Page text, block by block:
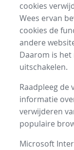
cookies
Wees ervan
cookies de
andere
Daarom is het
uitschakelen.
Raadpleeg de
informatie
verwijderen
populaire
Microsoft